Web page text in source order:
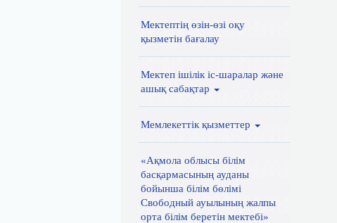
Мектептің өзін-өзі оқу
қызметін бағалау
Мектеп ішілік іс-шаралар және
ашық сабақтар
Мемлекеттік қызметтер
«Ақмола облысы білім
басқармасының ауданы
бойынша білім бөлімі
Свободный ауылының жалпы
орта білім беретін мектебі»